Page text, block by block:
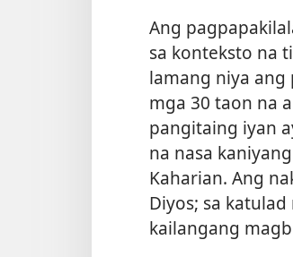
Ang
sa konteksto na
lamang niya
mga 30 taon na
pangitaing iyan
na nasa
Kaharian. Ang
Diyos; sa
kailangang